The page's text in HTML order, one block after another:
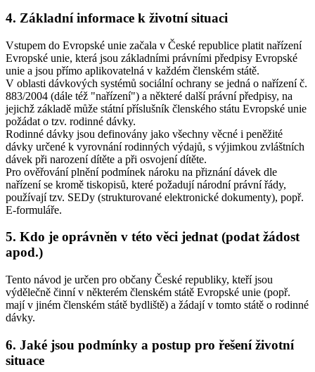
4. Základní informace k životní situaci
Vstupem do Evropské unie začala v České republice platit nařízení
Evropské unie, která jsou základními právními předpisy Evropské
unie a jsou přímo aplikovatelná v každém členském státě.
V oblasti dávkových systémů sociální ochrany se jedná o nařízení č.
883/2004 (dále též "nařízení") a některé další právní předpisy, na
jejichž základě může státní příslušník členského státu Evropské unie
požádat o tzv. rodinné dávky.
Rodinné dávky jsou definovány jako všechny věcné i peněžité
dávky určené k vyrovnání rodinných výdajů, s výjimkou zvláštních
dávek při narození dítěte a při osvojení dítěte.
Pro ověřování plnění podmínek nároku na přiznání dávek dle
nařízení se kromě tiskopisů, které požadují národní právní řády,
používají tzv. SEDy (strukturované elektronické dokumenty), popř.
E-formuláře.
5. Kdo je oprávněn v této věci jednat (podat žádost
apod.)
Tento návod je určen pro občany České republiky, kteří jsou
výdělečně činní v některém členském státě Evropské unie (popř.
mají v jiném členském státě bydliště) a žádají v tomto státě o rodinné
dávky.
6. Jaké jsou podmínky a postup pro řešení životní
situace